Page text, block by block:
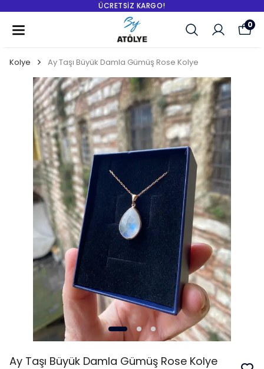
ÜCRETSIZ KARGO!
0
Kolye Ay Taşı Büyük Damla Gümüş Rose Kolye
Ay Taşı Büyük Damla Gümüş Rose Kolye